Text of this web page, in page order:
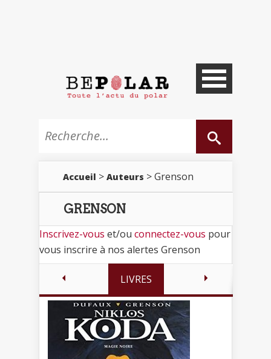
Accueil > Auteurs > Grenson
GRENSON
Inscrivez-vous et/ou connectez-vous pour
vous inscrire à nos alertes Grenson
LIVRES